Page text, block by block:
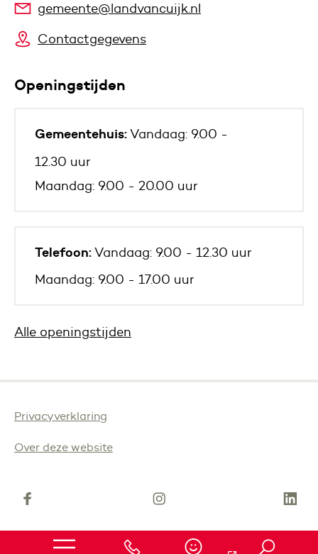
gemeente@landvancuijk.nl
Contactgegevens
Openingstijden
Gemeentehuis:Vandaag: 9.00 -
12.30 uur
Maandag: 9.00 - 20.00 uur
Telefoon:Vandaag: 9.00 - 12.30 uur
Maandag: 9.00 - 17.00 uur
Alle openingstijden
Privacyverklaring
Over deze website
(Deze link gaat naar een andere website)